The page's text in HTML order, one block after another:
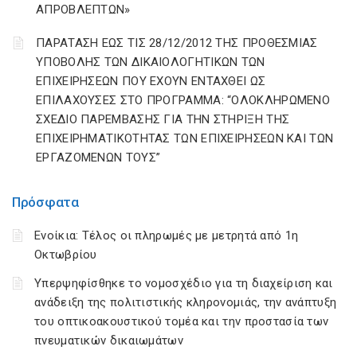
Πρόσφατα
Ενοίκια: Τέλος οι πληρωμές με μετρητά από 1η
Οκτωβρίου
Υπερψηφίσθηκε το νομοσχέδιο για τη διαχείριση και
ανάδειξη της πολιτιστικής κληρονομιάς, την ανάπτυξη
του οπτικοακουστικού τομέα και την προστασία των
πνευματικών δικαιωμάτων
ΑΠΡΟΒΛΕΠΤΩΝ»
ΠΑΡΑΤΑΣΗ ΕΩΣ ΤΙΣ 28/12/2012 ΤΗΣ ΠΡΟΘΕΣMΙΑΣ
ΥΠΟΒΟΛΗΣ ΤΩΝ ΔΙΚΑΙΟΛΟΓΗΤΙΚΩΝ ΤΩΝ
ΕΠΙΧΕΙΡΗΣΕΩΝ ΠΟΥ ΕΧΟΥΝ ΕΝΤΑΧΘΕΙ ΩΣ
ΕΠΙΛΑΧΟΥΣΕΣ ΣΤΟ ΠΡΟΓΡΑMMΑ: “ΟΛΟΚΛΗΡΩMΕΝΟ
ΣΧΕΔΙΟ ΠΑΡΕMΒΑΣΗΣ ΓΙΑ ΤΗΝ ΣΤΗΡΙΞΗ ΤΗΣ
ΕΠΙΧΕΙΡΗMΑΤΙΚΟΤΗΤΑΣ ΤΩΝ ΕΠΙΧΕΙΡΗΣΕΩΝ ΚΑΙ ΤΩΝ
ΕΡΓΑΖΟMΕΝΩΝ ΤΟΥΣ”